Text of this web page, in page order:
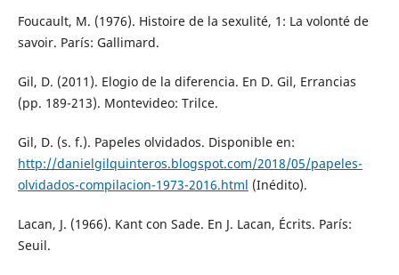
Foucault, M. (1976). Histoire de la sexulité, 1: La volonté de
savoir. París: Gallimard.
Gil, D. (2011). Elogio de la diferencia. En D. Gil, Errancias
(pp. 189-213). Montevideo: Trilce.
Gil, D. (s. f.). Papeles olvidados. Disponible en:
http://danielgilquinteros.blogspot.com/2018/05/papeles-
olvidados-compilacion-1973-2016.html (Inédito).
Lacan, J. (1966). Kant con Sade. En J. Lacan, Écrits. París:
Seuil.